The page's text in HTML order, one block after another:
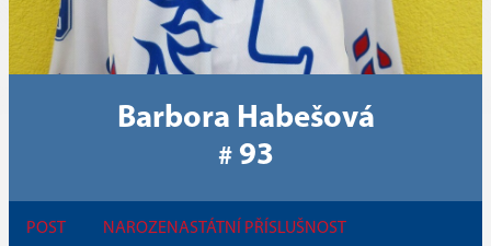
Barbora Habešová
# 93
POST
NAROZENASTÁTNÍ PŘÍSLUŠNOST